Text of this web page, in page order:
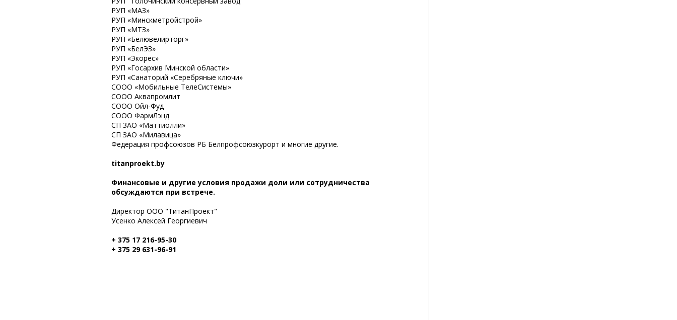
РУП «МАЗ»
РУП «Минскметройстрой»
РУП «МТЗ»
РУП «Белювелирторг»
РУП «БелЭЗ»
РУП «Экорес»
РУП «Госархив Минской области»
РУП «Санаторий «Серебряные ключи»
СООО «Мобильные ТелеСистемы»
СООО Аквапромлит
СООО Ойл-Фуд
СООО ФармЛэнд
СП ЗАО «Маттиолли»
СП ЗАО «Милавица»
Федерация профсоюзов РБ Белпрофсоюзкурорт и многие другие.
titanproekt.by
Финансовые и другие условия продажи доли или сотрудничества
обсуждаются при встрече.
Директор ООО "ТитанПроект"
Усенко Алексей Георгиевич
+ 375 17 216-95-30
+ 375 29 631-96-91